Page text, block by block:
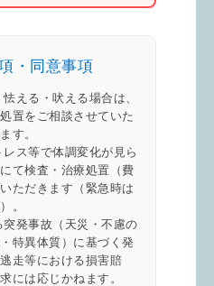
・同意事項
える・吠える場合は、
置をご相談させていた
す。
ス等で体調変化が見ら
て検査・治療処置（費
ただきます（緊急時は
。
発事故（天災・不慮の
特異体質）に基づく発
走等における損害賠
には応じかねます。